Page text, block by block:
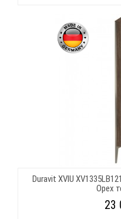
Duravit XVIU
Орех
23